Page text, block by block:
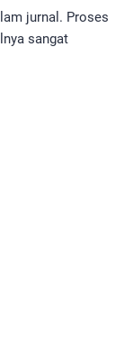
jurnal. Proses
sangat